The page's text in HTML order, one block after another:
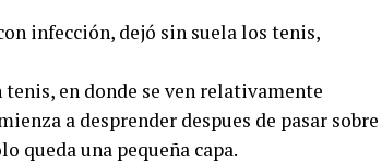
infección, dejó sin suela los tenis,
en donde se ven relativamente
a desprender despues de pasar sobre
queda una pequeña capa.